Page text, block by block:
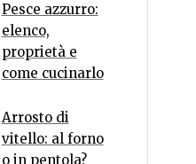
Pesce azzurro:
elenco,
proprietà e
come cucinarlo
Arrosto di
vitello: al forno
o in pentola?